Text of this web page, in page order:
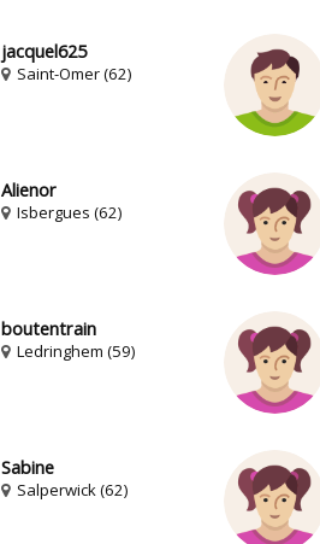
jacquel625
Saint-Omer (62)
Alienor
Isbergues (62)
boutentrain
Ledringhem (59)
Sabine
Salperwick (62)